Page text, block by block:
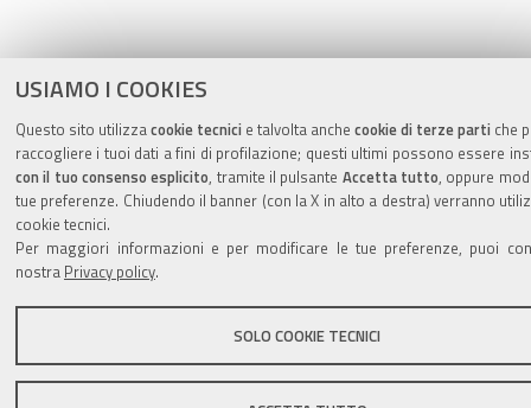
USIAMO I COOKIES
Questo sito utilizzacookie tecnici e talvolta anche cookie di terze parti che
raccogliere i tuoi dati a fini di profilazione; questi ultimi possono essere
con il tuo consenso esplicito, tramite il pulsante Accetta tutto, oppure
tue preferenze. Chiudendo il banner (con la X in alto a destra) verranno
cookie tecnici.
Per maggiori informazioni e per modificare le tue preferenze, puoi
nostra Privacy policy.
SOLO COOKIE TECNICI